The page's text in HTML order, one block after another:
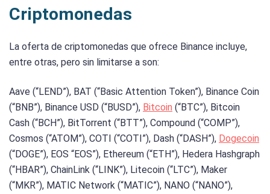
Criptomonedas
La oferta de criptomonedas que ofrece Binance incluye,
entre otras, pero sin limitarse a son:
Aave (“LEND”), BAT (“Basic Attention Token”), Binance Coin
(“BNB”), Binance USD (“BUSD”), Bitcoin (“BTC”), Bitcoin
Cash (“BCH”), BitTorrent (“BTT”), Compound (“COMP”),
Cosmos (“ATOM”), COTI (“COTI”), Dash (“DASH”), Dogecoin
(“DOGE”), EOS “EOS”), Ethereum (“ETH”), Hedera Hashgraph
(“HBAR”), ChainLink (“LINK”), Litecoin (“LTC”), Maker
(“MKR”), MATIC Network (“MATIC”), NANO (“NANO”),